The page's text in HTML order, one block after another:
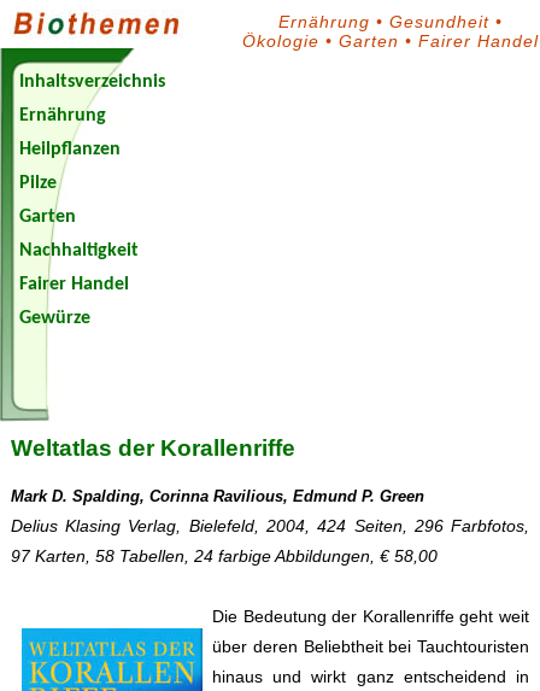
Ernährung • Gesundheit•
Ökologie • Garten • Fairer Handel
Inhaltsverzeichnis
Ernährung
Heilpflanzen
Pilze
Garten
Nachhaltigkeit
Fairer Handel
Gewürze
Weltatlas der Korallenriffe
Mark D. Spalding, Corinna Ravilious, Edmund P. Green
Delius Klasing Verlag, Bielefeld, 2004, 424 Seiten, 296 Farbfotos,
97 Karten, 58 Tabellen, 24 farbige Abbildungen, € 58,00
Die Bedeutung der Korallenriffe geht weit
über deren Beliebtheit bei Tauchtouristen
hinaus und wirkt ganz entscheidend in